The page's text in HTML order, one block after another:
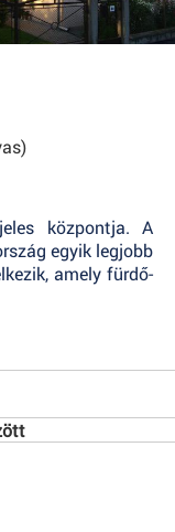
központja. A
egyik legjobb
amely fürdő-